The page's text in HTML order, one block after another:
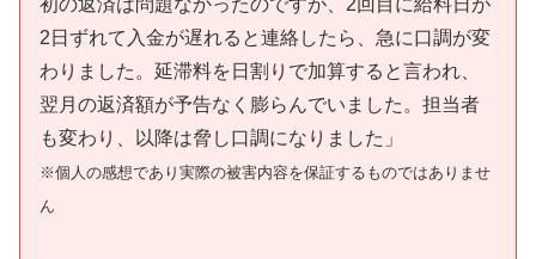
2日ずれて入金が遅れると連絡したら、急に口調が変
わりました。延滞料を日割りで加算すると言われ、
翌月の返済額が予告なく膨らんでいました。担当者
も変わり、以降は脅し口調になりました」
※個人の感想であり実際の被害内容を保証するものではありませ
ん